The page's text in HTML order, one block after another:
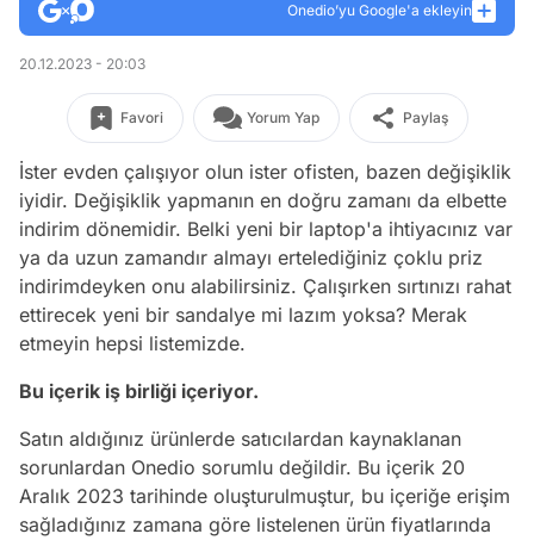
Onedio’yu Google'a ekleyin
20.12.2023 - 20:03
Favori Yorum Yap Paylaş
İster evden çalışıyor olun ister ofisten, bazen değişiklik
iyidir. Değişiklik yapmanın en doğru zamanı da elbette
indirim dönemidir. Belki yeni bir laptop'a ihtiyacınız var
ya da uzun zamandır almayı ertelediğiniz çoklu priz
indirimdeyken onu alabilirsiniz. Çalışırken sırtınızı rahat
ettirecek yeni bir sandalye mi lazım yoksa? Merak
etmeyin hepsi listemizde.
Bu içerik iş birliği içeriyor.
Satın aldığınız ürünlerde satıcılardan kaynaklanan
sorunlardan Onedio sorumlu değildir. Bu içerik 20
Aralık 2023 tarihinde oluşturulmuştur, bu içeriğe erişim
sağladığınız zamana göre listelenen ürün fiyatlarında